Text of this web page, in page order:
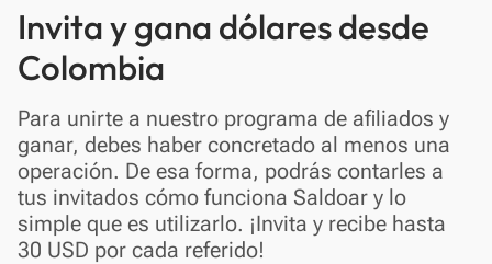
Invita y gana dólares desde
Colombia
Para unirte a nuestro programa de afiliados y
ganar, debes haber concretado al menos una
operación. De esa forma, podrás contarles a
tus invitados cómo funciona Saldoar y lo
simple que es utilizarlo. ¡Invita y recibe hasta
30 USD por cada referido!